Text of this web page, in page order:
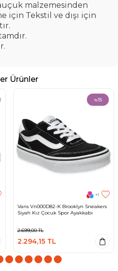
malzemesinden
için Tekstil ve dışı için
Ürünler
%15
+1
Vans Vn000D82-K Brooklyn Sneakers
Siyah Kız Çocuk Spor Ayakkabı
2.699,00TL
2.294,15TL